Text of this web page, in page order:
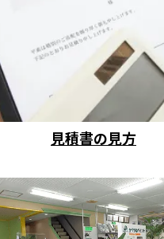
見積書の見方